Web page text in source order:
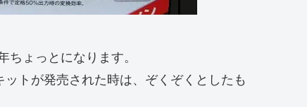
ょっとになります。
トが発売された時は、ぞくぞくとしたも